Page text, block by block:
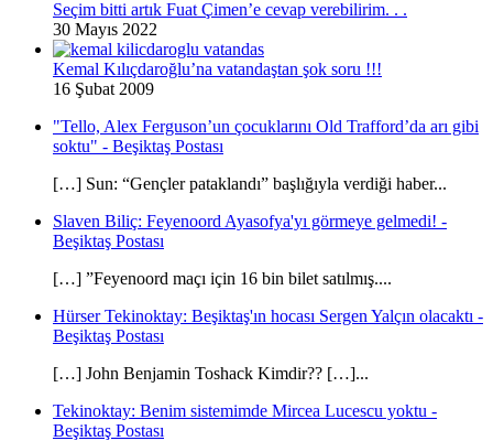
Seçim bitti artık Fuat Çimen’e cevap verebilirim. . .
30 Mayıs 2022
Kemal Kılıçdaroğlu’na vatandaştan şok soru !!!
16 Şubat 2009
"Tello, Alex Ferguson’un çocuklarını Old Trafford’da arı gibi
soktu" - Beşiktaş Postası
[…] Sun: “Gençler pataklandı” başlığıyla verdiği haber...
Slaven Biliç: Feyenoord Ayasofya'yı görmeye gelmedi! -
Beşiktaş Postası
[…] ”Feyenoord maçı için 16 bin bilet satılmış....
Hürser Tekinoktay: Beşiktaş'ın hocası Sergen Yalçın olacaktı -
Beşiktaş Postası
[…] John Benjamin Toshack Kimdir?? […]...
Tekinoktay: Benim sistemimde Mircea Lucescu yoktu -
Beşiktaş Postası